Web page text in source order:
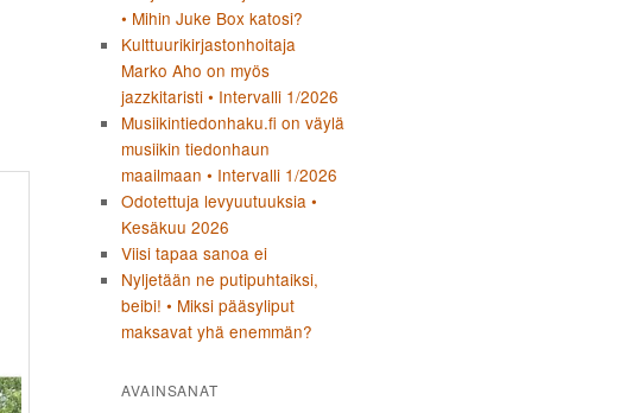
• Mihin Juke Box katosi?
Kulttuurikirjastonhoitaja
Marko Aho on myös
jazzkitaristi • Intervalli 1/2026
Musiikintiedonhaku.fi on väylä
musiikin tiedonhaun
maailmaan • Intervalli 1/2026
Odotettuja levyuutuuksia •
Kesäkuu 2026
Viisi tapaa sanoa ei
Nyljetään ne putipuhtaiksi,
beibi! • Miksi pääsyliput
maksavat yhä enemmän?
AVAINSANAT